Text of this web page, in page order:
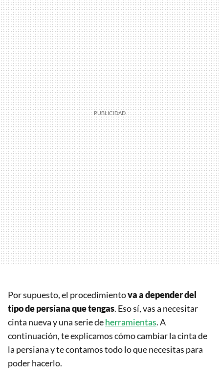
Por supuesto, el procedimientova a depender del
tipo de persiana que tengas. Eso sí, vas a necesitar
cinta nueva y una serie deherramientas. A
continuación, te explicamos cómo cambiar la cinta de
la persiana y te contamos todo lo que necesitas para
poder hacerlo.